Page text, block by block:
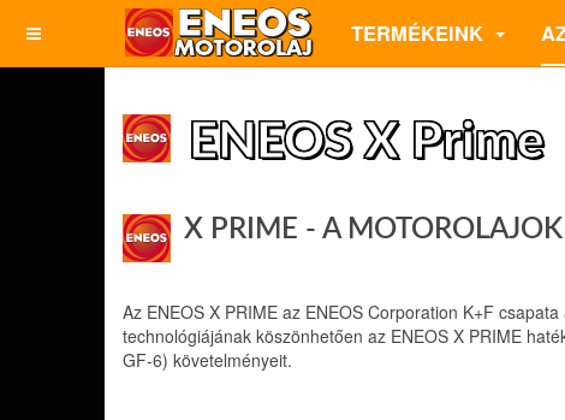
TERMÉKEINK
ENEOS X Prime
X PRIME - A
Az ENEOS X PRIME az ENEOS Corporation K+F
technológiájának köszönhetően az ENEOS X PRIME
GF-6) követelményeit.